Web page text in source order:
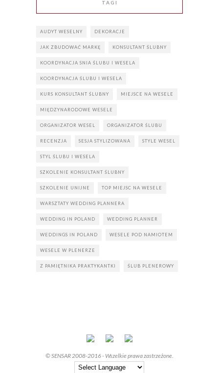
TAGI
AUDYT WESELNY DEKORACJE
JAK ZBUDOWAĆ MARKĘ KONSULTANT ŚLUBNY
KOORDYNACJA SNIA ŚLUBU I WESELA
KOORDYNACJA ŚLUBU I WESELA
KURS KONSULTANT ŚLUBNY MIEJSCE NA WESELE
MIĘDZYNARODOWE WESELE
ORGANIZATOR WESEL ORGANIZATOR ŚLUBU
RECENZJA SESJA STYLIZOWANA STYLE WESEL
STYL ŚLUBU I WESELA
SZKOLENIE KONSULTANT ŚLUBNY
SZKOLENIE UNIJNE TOP MIEJSC NA WESELE
WARSZTATY WEDDING PLANNERA
WEDDING IN POLAND WEDDING PLANNER
WEDDINGS IN POLAND WESELE POD NAMIOTEM
WESELE W PLENERZE
Z PAMIĘTNIKA PRAKTYKANTKI ŚLUB PLENEROWY
© SENSAR 2008-2016 - Wszelkie prawa zastrzeżone.